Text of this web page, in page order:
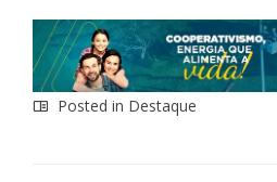
Posted in Destaque